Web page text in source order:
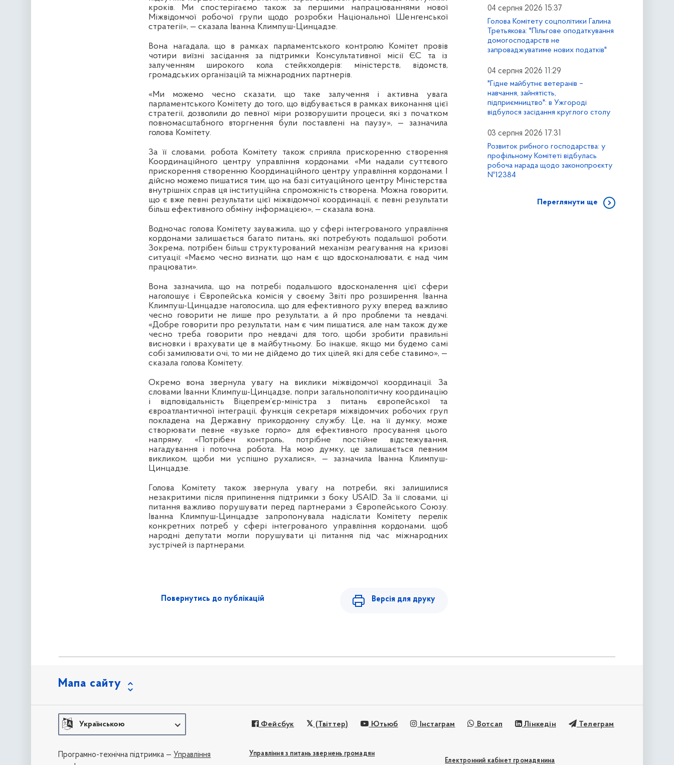
кроків. Ми спостерігаємо також за першими напрацюваннями нової
Міжвідомчої робочої групи щодо розробки Національної Шенгенської
стратегії», — сказала Іванна Климпуш-Цинцадзе.
Вона нагадала, що в рамках парламентського контролю Комітет провів
чотири виїзні засідання за підтримки Консультативної місії ЄС та із
залученням широкого кола стейкхолдерів: міністерств, відомств,
громадських організацій та міжнародних партнерів.
«Ми можемо чесно сказати, що таке залучення і активна увага
парламентського Комітету до того, що відбувається в рамках виконання цієї
стратегії, дозволили до певної міри розворушити процеси, які з початком
повномасштабного вторгнення були поставлені на паузу», — зазначила
голова Комітету.
За її словами, робота Комітету також сприяла прискоренню створення
Координаційного центру управління кордонами. «Ми надали суттєвого
прискорення створенню Координаційного центру управління кордонами. І
дійсно можемо пишатися тим, що на базі ситуаційного центру Міністерства
внутрішніх справ ця інституційна спроможність створена. Можна говорити,
що є вже певні результати цієї міжвідомчої координації, є певні результати
більш ефективного обміну інформацією», — сказала вона.
Водночас голова Комітету зауважила, що у сфері інтегрованого управління
кордонами залишається багато питань, які потребують подальшої роботи.
Зокрема, потрібен більш структурований механізм реагування на кризові
ситуації: «Маємо чесно визнати, що нам є що вдосконалювати, є над чим
працювати».
Вона зазначила, що на потребі подальшого вдосконалення цієї сфери
наголошує і Європейська комісія у своєму Звіті про розширення. Іванна
Климпуш-Цинцадзе наголосила, що для ефективного руху вперед важливо
чесно говорити не лише про результати, а й про проблеми та невдачі.
«Добре говорити про результати, нам є чим пишатися, але нам також дуже
чесно треба говорити про невдачі для того, щоби зробити правильні
висновки і врахувати це в майбутньому. Бо інакше, якщо ми будемо самі
собі замилювати очі, то ми не дійдемо до тих цілей, які для себе ставимо», —
сказала голова Комітету.
Окремо вона звернула увагу на виклики міжвідомчої координації. За
словами Іванни Климпуш-Цинцадзе, попри загальнополітичну координацію
і відповідальність Віцепрем’єр-міністра з питань європейської та
євроатлантичної інтеграції, функція секретаря міжвідомчих робочих груп
покладена на Державну прикордонну службу. Це, на її думку, може
створювати певне «вузьке горло» для ефективного просування цього
напряму. «Потрібен контроль, потрібне постійне відстежування,
нагадування і поточна робота. На мою думку, це залишається певним
викликом, щоби ми успішно рухалися», — зазначила Іванна Климпуш-
Цинцадзе.
Голова Комітету також звернула увагу на потреби, які залишилися
незакритими після припинення підтримки з боку USAID. За її словами, ці
питання важливо порушувати перед партнерами з Європейського Союзу.
Іванна Климпуш-Цинцадзе запропонувала надіслати Комітету перелік
конкретних потреб у сфері інтегрованого управління кордонами, щоб
народні депутати могли порушувати ці питання під час міжнародних
зустрічей із партнерами.
Повернутись до публікацій Версія для друку
04 серпня 2026 15:37
Голова Комітету соцполітики Галина
Третьякова: "Пільгове оподаткування
домогосподарств не
запроваджуватиме нових податків"
04 серпня 2026 11:29
"Гідне майбутнє ветеранів –
навчання, зайнятість,
підприємництво": в Ужгороді
відбулося засідання круглого столу
03 серпня 2026 17:31
Розвиток рибного господарства: у
профільному Комітеті відбулась
робоча нарада щодо законопроєкту
№12384
Переглянути ще
Мапа сайту
Українською Фейсбук (Твіттер) Ютьюб Інстаграм Вотсап Лінкедін Телеграм
Управління з питань звернень громадян
Електронний кабінет громадянина
Програмно-технічна підтримка — Управління